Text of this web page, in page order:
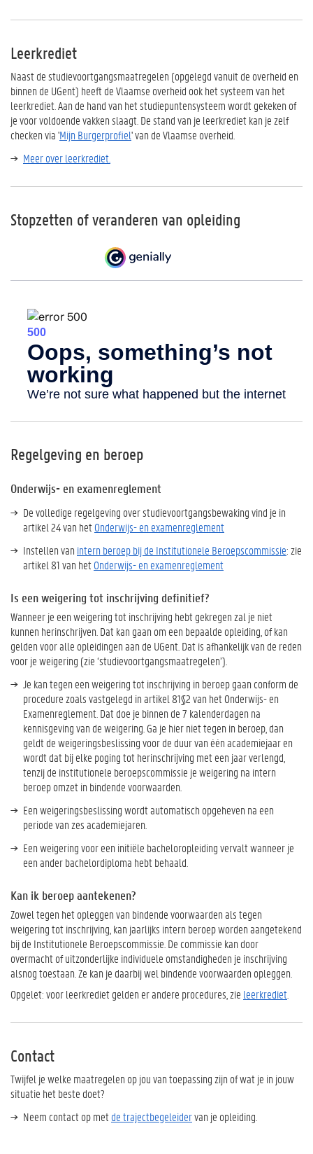
Leerkrediet
Naast de studievoortgangsmaatregelen (opgelegd vanuit de overheid en
binnen de UGent) heeft de Vlaamse overheid ook het systeem van het
leerkrediet. Aan de hand van het studiepuntensysteem wordt gekeken of
je voor voldoende vakken slaagt. De stand van je leerkrediet kan je zelf
checken via 'Mijn Burgerprofiel' van de Vlaamse overheid.
Meer over leerkrediet.
Stopzetten of veranderen van opleiding
Regelgeving en beroep
Onderwijs- en examenreglement
De volledige regelgeving over studievoortgangsbewaking vind je in
artikel 24 van hetOnderwijs- en examenreglement
Instellen van intern beroep bij de Institutionele Beroepscommissie: zie
artikel 81 van hetOnderwijs- en examenreglement
Is een weigering tot inschrijving definitief?
Wanneer je een weigering tot inschrijving hebt gekregen zal je niet
kunnen herinschrijven. Dat kan gaan om een bepaalde opleiding, of kan
gelden voor alle opleidingen aan de UGent. Dat is afhankelijk van de reden
voor je weigering (zie ‘studievoortgangsmaatregelen’).
Je kan tegen een weigering tot inschrijving in beroep gaan conform de
procedure zoals vastgelegd in artikel 81§2 van het Onderwijs- en
Examenreglement. Dat doe je binnen de 7 kalenderdagen na
kennisgeving van de weigering. Ga je hier niet tegen in beroep, dan
geldt de weigeringsbeslissing voor de duur van één academiejaar en
wordt dat bij elke poging tot herinschrijving met een jaar verlengd,
tenzij de institutionele beroepscommissie je weigering na intern
beroep omzet in bindende voorwaarden.
Een weigeringsbeslissing wordt automatisch opgeheven na een
periode van zes academiejaren.
Een weigering voor een initiële bacheloropleiding vervalt wanneer je
een ander bachelordiploma hebt behaald.
Kan ik beroep aantekenen?
Zowel tegen het opleggen van bindende voorwaarden als tegen
weigering tot inschrijving, kan jaarlijks intern beroep worden aangetekend
bij de Institutionele Beroepscommissie. De commissie kan door
overmacht of uitzonderlijke individuele omstandigheden je inschrijving
alsnog toestaan. Ze kan je daarbij wel bindende voorwaarden opleggen.
Opgelet: voor leerkrediet gelden er andere procedures, zie leerkrediet
Contact
Twijfel je welke maatregelen op jou van toepassing zijn of wat je in jouw
situatie het beste doet?
Neem contact op metde trajectbegeleidervan je opleiding.